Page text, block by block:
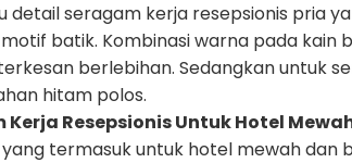
detail seragam kerja resepsionis pria
batik. Kombinasi warna pada kain
berlebihan. Sedangkan untuk
hitam polos.
Kerja Resepsionis Untuk Hotel
termasuk untuk hotel mewah dan